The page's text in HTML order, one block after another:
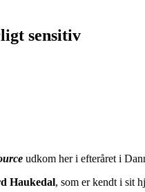
sensitiv
udkom her i efteråret i
Haukedal, som er kendt i sit